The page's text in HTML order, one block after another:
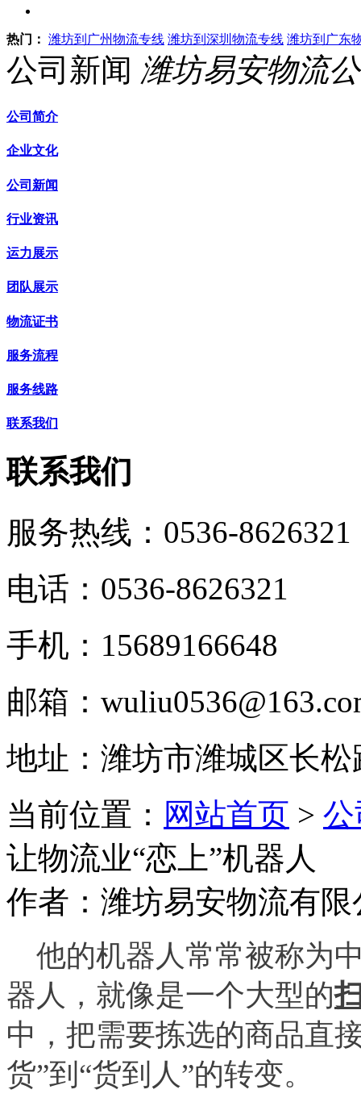
热门： 潍坊到广州物流专线 潍坊到深圳物流专线 潍坊到广东
公司新闻 潍坊易安物流
公司简介
企业文化
公司新闻
行业资讯
运力展示
团队展示
物流证书
服务流程
服务线路
联系我们
联系我们
服务热线： 0536-8626321
电话：0536-8626321
手机：15689166648
邮箱：
地址：潍坊市潍城区长
当前位置： 网站首页 >
让物流业“恋上”机器人
作者：潍坊易安物流有限
他的机器人常常被称为
器人，就像是一个大型的
中，把需要拣选的商品直
货”到“货到人”的转变。